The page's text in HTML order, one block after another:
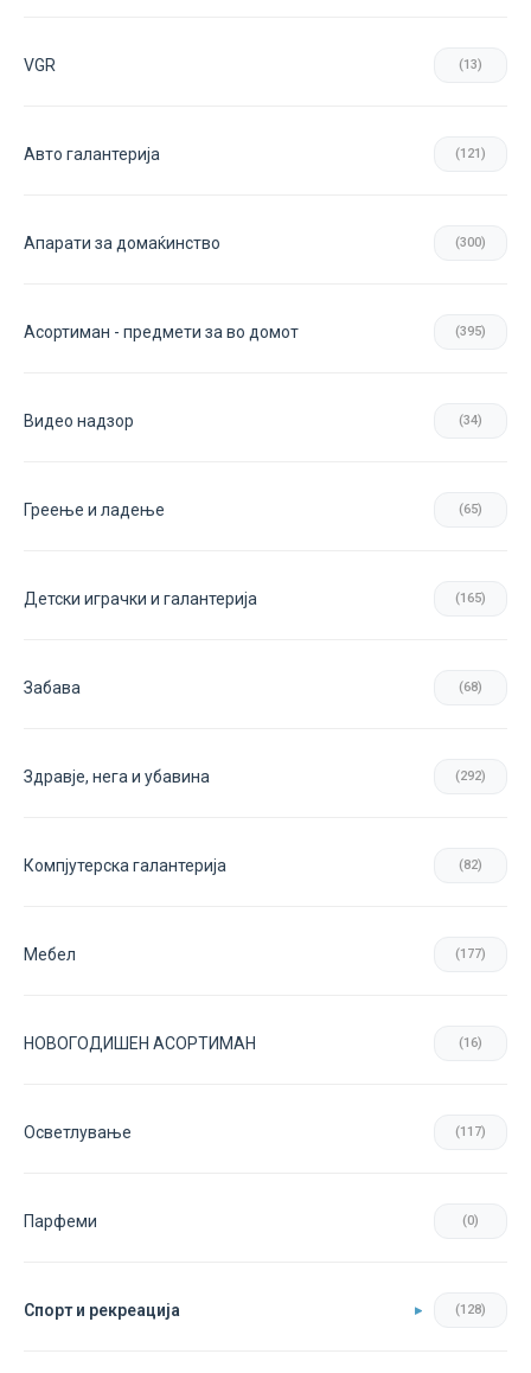
VGR (13)
Авто галантерија (121)
Апарати за домаќинство (300)
Асортиман - предмети за во домот (395)
Видео надзор (34)
Греење и ладење (65)
Детски играчки и галантерија (165)
Забава (68)
Здравје, нега и убавина (292)
Компјутерска галантерија (82)
Мебел (177)
НОВОГОДИШЕН АСОРТИМАН (16)
Осветлување (117)
Парфеми (0)
Спорт и рекреација (128)